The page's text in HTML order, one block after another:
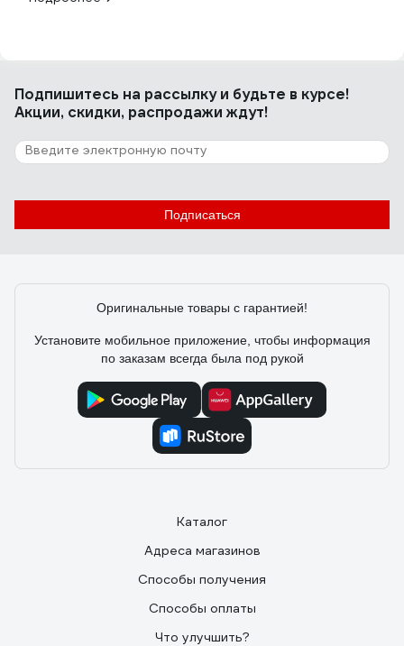
Подпишитесь на рассылкуи будьте в курсе!
Акции, скидки, распродажи ждут!
Подписаться
Оригинальные товары с гарантией!
Установите мобильное приложение, чтобы информация
по заказам всегда была под рукой
Каталог
Адреса магазинов
Способы получения
Способы оплаты
Что улучшить?